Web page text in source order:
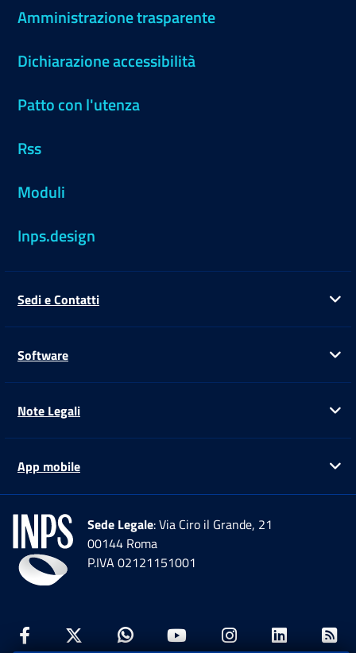
Amministrazione trasparente
Dichiarazione accessibilità
Patto con l'utenza
Rss
Moduli
Inps.design
Sedi e Contatti
Software
Note Legali
App mobile
Sede Legale: Via Ciro il Grande, 21
00144 Roma
P.IVA 02121151001
Facebook: Apre una nuova finestra
Twitter: Apre una nuova finestra
Whatsapp: Apre una nuova
Youtube: Apre una
Instagram: